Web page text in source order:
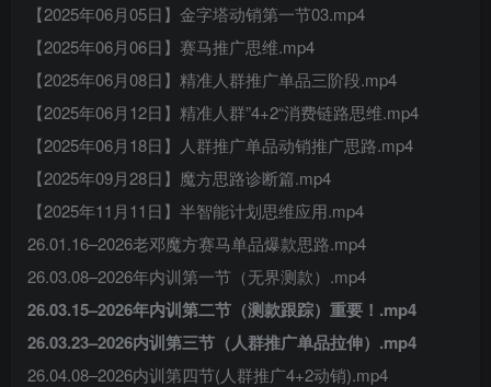
【2025年06月05日】金字塔动销第一节03.mp4
【2025年06月06日】赛马推广思维.mp4
【2025年06月08日】精准人群推广单品三阶段.mp4
【2025年06月12日】精准人群”4+2“消费链路思维.mp4
【2025年06月18日】人群推广单品动销推广思路.mp4
【2025年09月28日】魔方思路诊断篇.mp4
【2025年11月11日】半智能计划思维应用.mp4
26.01.16–2026老邓魔方赛马单品爆款思路.mp4
26.03.08–2026年内训第一节（无界测款）.mp4
26.03.15–2026年内训第二节（测款跟踪）重要！.mp4
26.03.23–2026内训第三节（人群推广单品拉伸）.mp4
26.04.08–2026内训第四节(人群推广4+2动销).mp4